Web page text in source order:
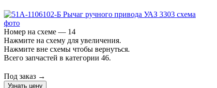
Номер на схеме — 14
Нажмите на схему для увеличения.
Нажмите вне схемы чтобы вернуться.
Всего запчастей в категории 46.
Под заказ →
Узнать цену